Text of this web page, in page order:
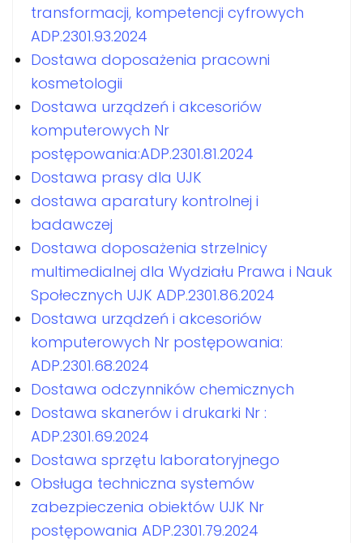
transformacji, kompetencji cyfrowych
ADP.2301.93.2024
Dostawa doposażenia pracowni
kosmetologii
Dostawa urządzeń i akcesoriów
komputerowych Nr
postępowania:ADP.2301.81.2024
Dostawa prasy dla UJK
dostawa aparatury kontrolnej i
badawczej
Dostawa doposażenia strzelnicy
multimedialnej dla Wydziału Prawa i Nauk
Społecznych UJK ADP.2301.86.2024
Dostawa urządzeń i akcesoriów
komputerowych Nr postępowania:
ADP.2301.68.2024
Dostawa odczynników chemicznych
Dostawa skanerów i drukarki Nr :
ADP.2301.69.2024
Dostawa sprzętu laboratoryjnego
Obsługa techniczna systemów
zabezpieczenia obiektów UJK Nr
postępowania ADP.2301.79.2024